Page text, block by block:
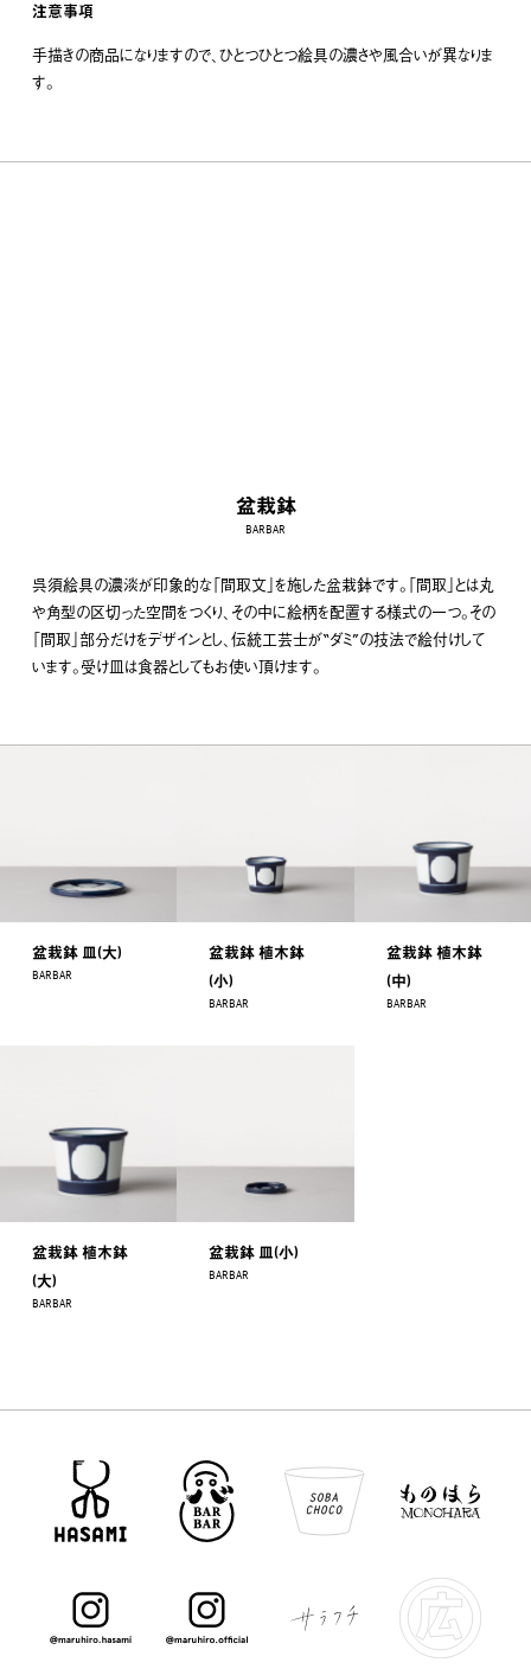
注意事項
手描きの商品になりますので、ひとつひとつ絵具の濃さや風合いが異なりま
す。
盆栽鉢
BARBAR
呉須絵具の濃淡が印象的な「間取文」を施した盆栽鉢です。「間取」とは丸
や角型の区切った空間をつくり、その中に絵柄を配置する様式の一つ。その
「間取」部分だけをデザインとし、伝統工芸士が“ダミ”の技法で絵付けして
います。受け皿は食器としてもお使い頂けます。
盆栽鉢 皿(大)
BARBAR
盆栽鉢 植木鉢
(小)
BARBAR
盆栽鉢 植木鉢
(中)
BARBAR
盆栽鉢 植木鉢
(大)
BARBAR
盆栽鉢 皿(小)
BARBAR